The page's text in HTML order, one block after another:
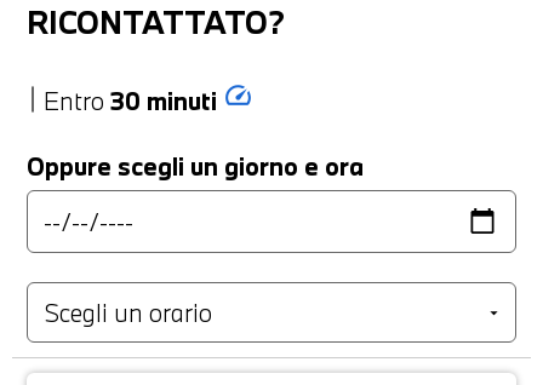
RICONTATTATO?
Entro 30 minuti speed
Oppure scegli un giorno e ora